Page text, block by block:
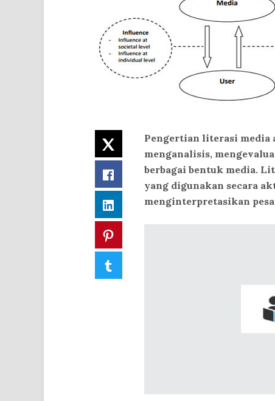
Twitter
Facebook
LinkedIn
Pengertian literasi media
menganalisis,
berbagai bentuk media.
yang digunakan secara
menginterpretasikan